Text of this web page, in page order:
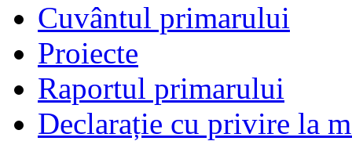
Cuvântul primarului
Proiecte
Raportul primarului
Declarație cu privire la